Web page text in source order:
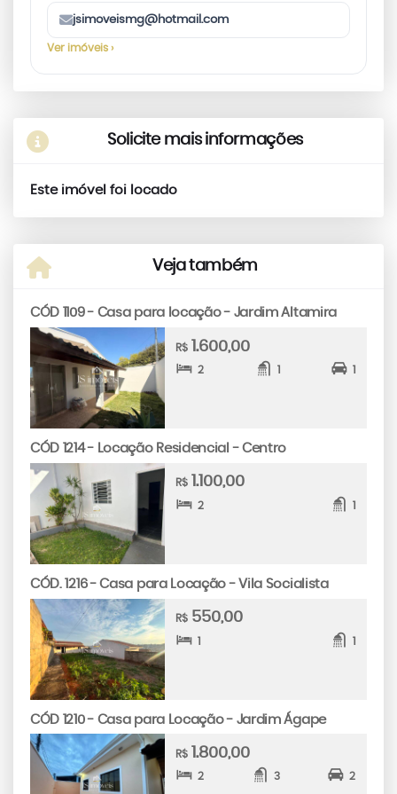
jsimoveismg@hotmail.com
Ver imóveis ›
Solicite mais informações
Este imóvel foi locado
Veja também
CÓD 1109 - Casa para locação - Jardim Altamira
R$ 1.600,00
2 1 1
CÓD 1214 - Locação Residencial - Centro
R$ 1.100,00
2 1
CÓD. 1216 - Casa para Locação - Vila Socialista
R$ 550,00
1 1
CÓD 1210 - Casa para Locação - Jardim Ágape
R$ 1.800,00
2 3 2